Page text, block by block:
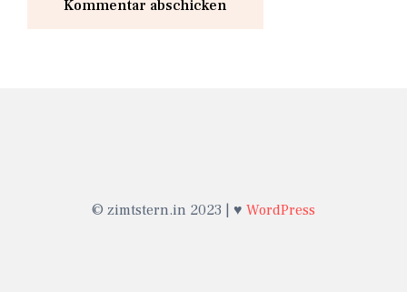
© zimtstern.in 2023 | ♥ WordPress